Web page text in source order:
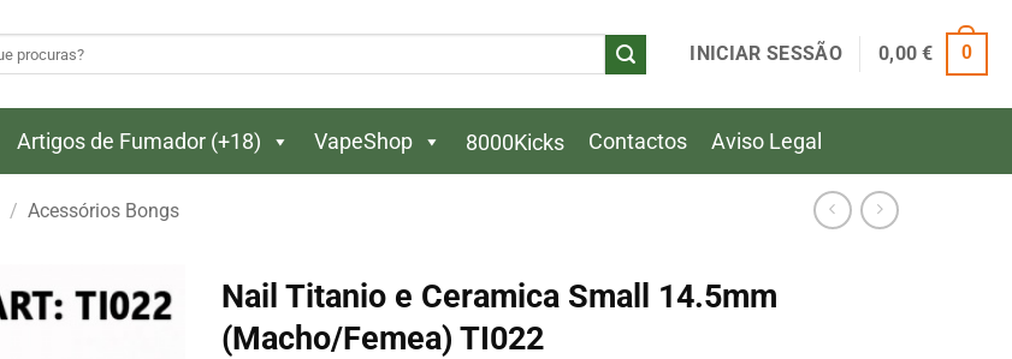
INICIAR SESSÃO 0,00€ 0
Artigos de Fumador (+18) VapeShop 8000Kicks Contactos Aviso Legal
/ Acessórios Bongs
Nail Titanio e Ceramica Small 14.5mm
(Macho/Femea) TI022